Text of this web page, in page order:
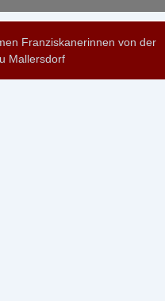
Franziskanerinnen von der
Mallersdorf